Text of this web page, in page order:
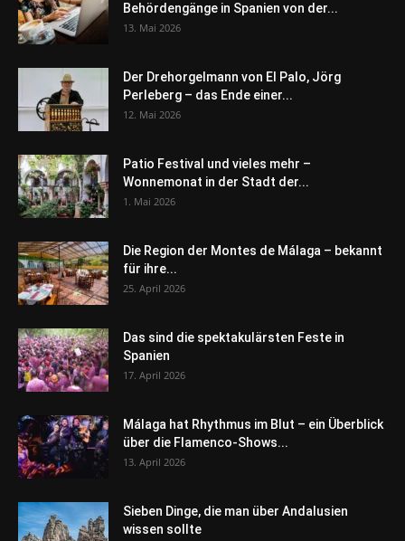
Behördengänge in Spanien von der...
13. Mai 2026
Der Drehorgelmann von El Palo, Jörg
Perleberg – das Ende einer...
12. Mai 2026
Patio Festival und vieles mehr –
Wonnemonat in der Stadt der...
1. Mai 2026
Die Region der Montes de Málaga – bekannt
für ihre...
25. April 2026
Das sind die spektakulärsten Feste in
Spanien
17. April 2026
Málaga hat Rhythmus im Blut – ein Überblick
über die Flamenco-Shows...
13. April 2026
Sieben Dinge, die man über Andalusien
wissen sollte